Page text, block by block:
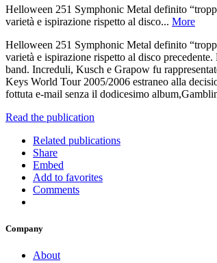
Helloween 251 Symphonic Metal definito
varietà e ispirazione rispetto al disco... More
Helloween 251 Symphonic Metal definito
varietà e ispirazione rispetto al disco
band. Increduli, Kusch e Grapow fu
Keys World Tour 2005/2006 estraneo alla
fottuta e-mail senza il dodicesimo
Read the publication
Related publications
Share
Embed
Add to favorites
Comments
Company
About